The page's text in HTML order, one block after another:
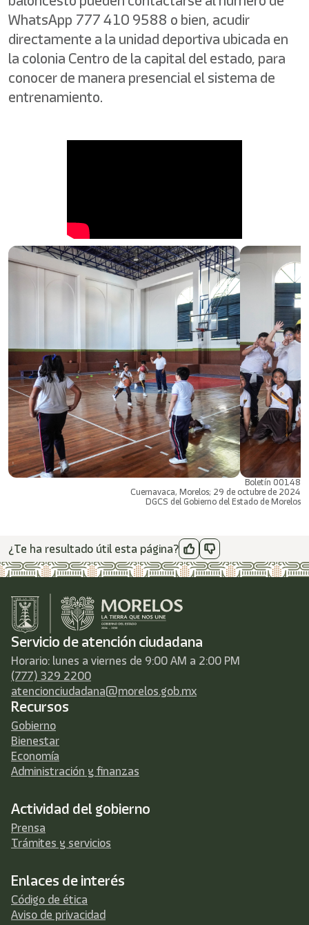
WhatsApp 777 410 9588 o bien, acudir
directamente a la unidad deportiva ubicada en
la colonia Centro de la capital del estado, para
conocer de manera presencial el sistema de
entrenamiento.
Boletín 00148
Cuernavaca, Morelos; 29 de octubre de 2024
DGCS del Gobierno del Estado de Morelos
¿Te ha resultado útil esta página?
Servicio de atención ciudadana
Horario: lunes a viernes de 9:00 AM a 2:00 PM
(777) 329 2200
atencionciudadana@morelos.gob.mx
Recursos
Gobierno
Bienestar
Economía
Administración y finanzas
Actividad del gobierno
Prensa
Trámites y servicios
Enlaces de interés
Código de ética
Aviso de privacidad